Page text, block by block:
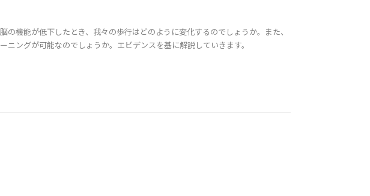
機能が低下したとき、我々の歩行はどのように変化するのでしょうか。また、
ングが可能なのでしょうか。エビデンスを基に解説していきます。